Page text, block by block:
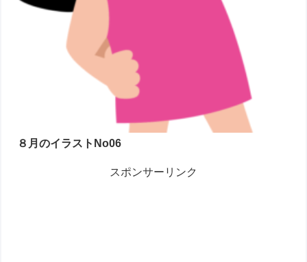
８月のイラストNo06
スポンサーリンク